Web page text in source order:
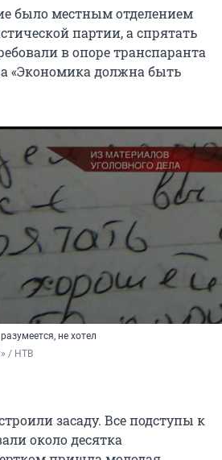
было местным отделением
партии, а спрятать
в опоре транспаранта
«Экономика должна быть
не хотел
/ НТВ
засаду. Все подступы к
около десятка